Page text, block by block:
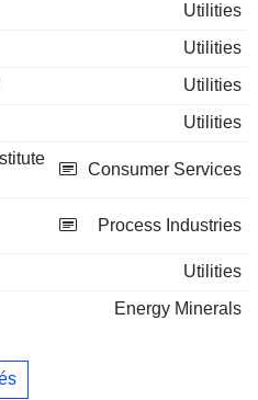
Utilities
Utilities
Utilities
Utilities
Consumer Services
Process Industries
Utilities
Energy Minerals